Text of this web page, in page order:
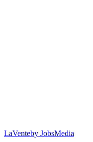
LaVenteby JobsMedia